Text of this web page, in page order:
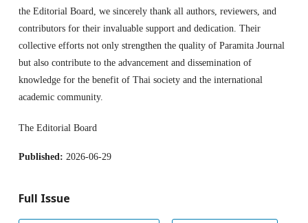
the Editorial Board, we sincerely thank all authors, reviewers, and
contributors for their invaluable support and dedication. Their
collective efforts not only strengthen the quality of Paramita Journal
but also contribute to the advancement and dissemination of
knowledge for the benefit of Thai society and the international
academic community.
The Editorial Board
Published: 2026-06-29
Full Issue